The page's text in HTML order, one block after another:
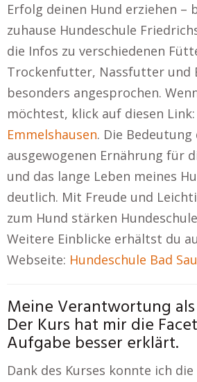
Erfolg deinen Hund erziehen –
zuhause Hundeschule
die Infos zu verschiedenen
Trockenfutter, Nassfutter und
besonders angesprochen.
möchtest, klick auf diesen Link:
Emmelshausen. Die Bedeutung
ausgewogenen Ernährung für
und das lange Leben meines
deutlich. Mit Freude und
zum Hund stärken
Weitere Einblicke erhältst du
Webseite: Hundeschule Bad
Meine Verantwortung
Der Kurs hat mir die
Aufgabe besser erklärt.
Dank des Kurses konnte ich